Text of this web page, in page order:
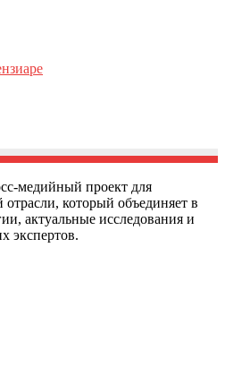
медийный проект для
отрасли, который объединяет в
актуальные исследования и
экспертов.